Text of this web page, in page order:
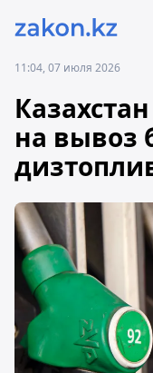
11:04, 07 июля 2026
на вывоз